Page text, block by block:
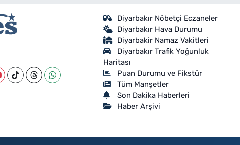
Diyarbakır Nöbetçi Eczaneler
Diyarbakır Hava Durumu
Diyarbakir Namaz Vakitleri
Diyarbakır Trafik Yoğunluk
Haritası
Puan Durumu ve Fikstür
Tüm Manşetler
Son Dakika Haberleri
Haber Arşivi